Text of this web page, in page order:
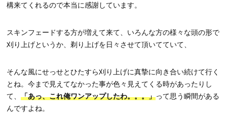
構来てくれるので本当に感謝しています。
スキンフェードする方が増えて来て、いろんな方の様々な頭の形で
刈り上げというか、剃り上げを日々させて頂いてていて、
そんな風にせっせとひたすら刈り上げに真摯に向き合い続けて行く
とね。今まで見えてなかった事が色々見えてくる時があったりし
て、「あっ、これ俺ワンアップしたわ。。。」って思う瞬間がある
んですよね。